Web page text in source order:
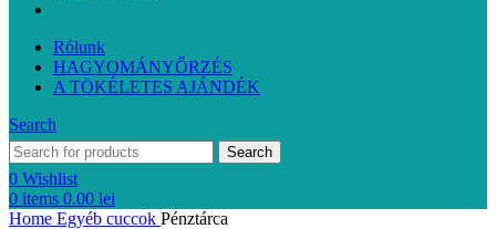
Rólunk
HAGYOMÁNYŐRZÉS
A TÖKÉLETES AJÁNDÉK
Search
Search
0 Wishlist
0 items 0.00 lei
Home Egyéb cuccok Pénztárca